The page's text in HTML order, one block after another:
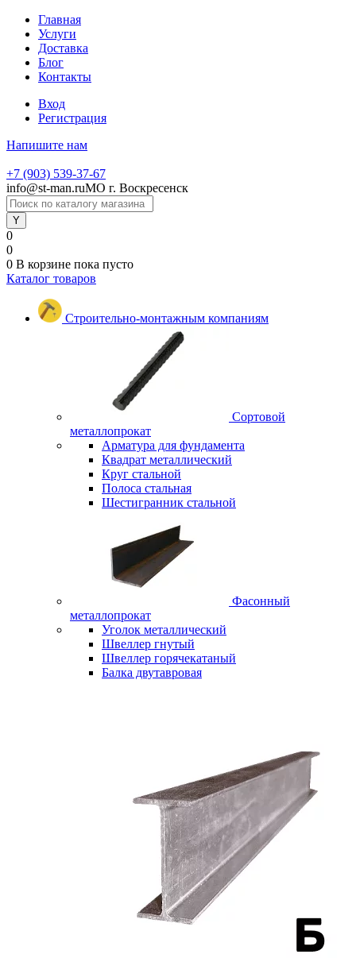
Главная
Услуги
Доставка
Блог
Контакты
Вход
Регистрация
Напишите нам
+7 (903) 539-37-67
info@st-man.ruМО г. Воскресенск
0
0
0 В корзине пока пусто
Каталог товаров
Строительно-монтажным компаниям
Сортовой
металлопрокат
Арматура для фундамента
Квадрат металлический
Круг стальной
Полоса стальная
Шестигранник стальной
Фасонный
металлопрокат
Уголок металлический
Швеллер гнутый
Швеллер горячекатаный
Балка двутавровая